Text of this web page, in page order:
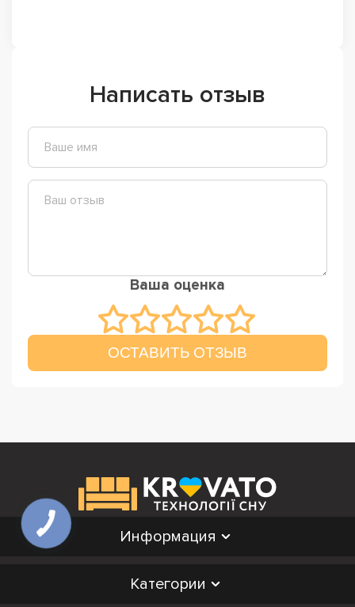
Написать отзыв
Ваша оценка
ОСТАВИТЬ ОТЗЫВ
Информация
Категории